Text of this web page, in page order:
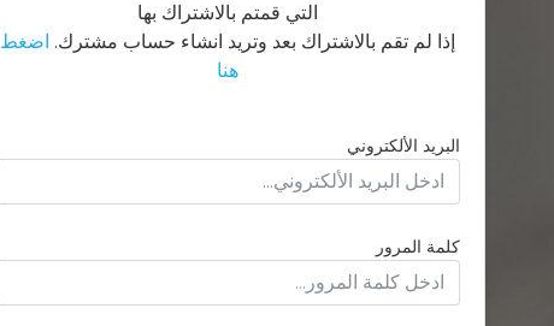
التي قمتم بالاشتراك بها
إذا لم تقم بالاشتراك بعد وتريد انشاء حساب مشترك. اضغط
هنا
البريد الألكتروني
كلمة المرور